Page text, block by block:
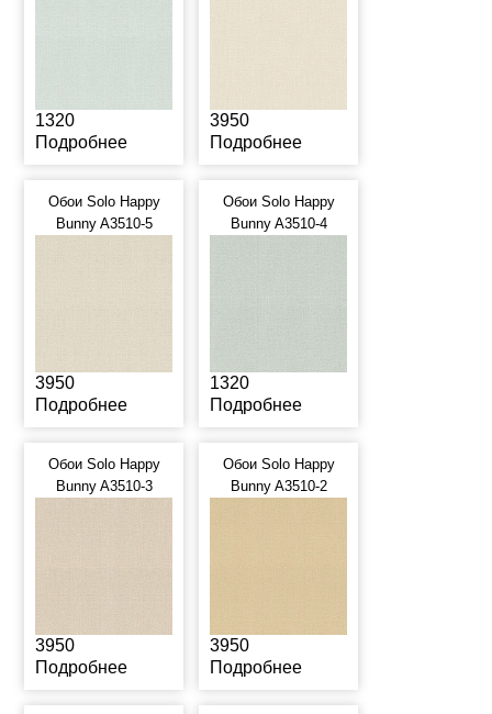
1320
Подробнее
3950
Подробнее
Обои Solo Happy
Bunny A3510-5
3950
Подробнее
Обои Solo Happy
Bunny A3510-4
1320
Подробнее
Обои Solo Happy
Bunny A3510-3
3950
Подробнее
Обои Solo Happy
Bunny A3510-2
3950
Подробнее